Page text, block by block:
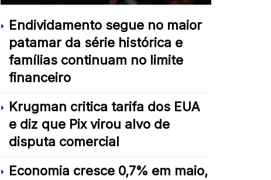
Endividamento segue no maior
patamar da série histórica e
famílias continuam no limite
financeiro
Krugman critica tarifa dos EUA
e diz que Pix virou alvo de
disputa comercial
Economia cresce 0,7% em maio,